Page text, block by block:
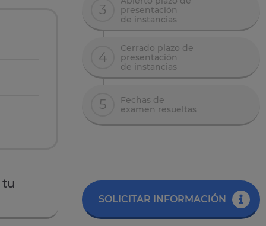
tu
3
presentación
de instancias
4
Cerrado plazo de
presentación
de instancias
5
Fechas de
examen resueltas
SOLICITAR INFORMACIÓN